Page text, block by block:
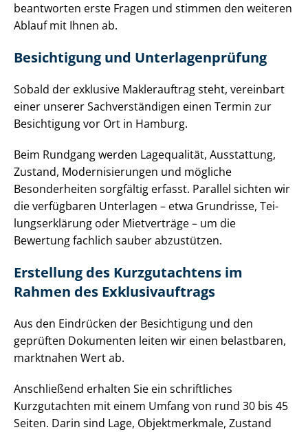
beantworten erste Fragen und stimmen den weiteren
Ablauf mit Ihnen ab.
Besichtigung und Un­ter­la­gen­prü­fung
Sobald der exklusive Maklerauftrag steht, vereinbart
einer unserer Sach­ver­stän­di­gen einen Termin zur
Besichtigung vor Ort in Hamburg.
Beim Rundgang werden Lagequalität, Ausstattung,
Zustand, Mo­der­ni­sie­run­gen und mögliche
Besonderheiten sorgfältig erfasst. Parallel sichten wir
die verfügbaren Unterlagen – etwa Grundrisse, Tei­
lungs­er­klä­rung oder Mietverträge – um die
Bewertung fachlich sauber abzustützen.
Erstellung des Kurzgutachtens im
Rahmen des Ex­klu­siv­auf­trags
Aus den Eindrücken der Besichtigung und den
geprüften Dokumenten leiten wir einen belastbaren,
marktnahen Wert ab.
Anschließend erhalten Sie ein schriftliches
Kurzgutachten mit einem Umfang von rund 30 bis 45
Seiten. Darin sind Lage, Objektmerkmale, Zustand